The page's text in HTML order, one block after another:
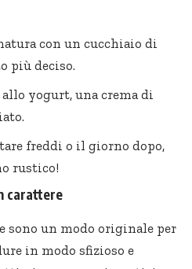
con un cucchiaio di
più deciso.
yogurt, una crema di
freddi o il giorno dopo,
rustico!
carattere
sono un modo originale per
in modo sfizioso e